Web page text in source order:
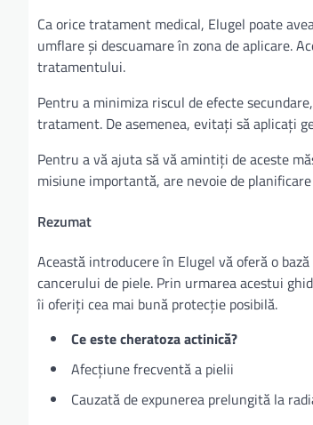
Ca orice tratament medical, Elugel poate
umflare și descuamare în zona de aplicare.
tratamentului.
Pentru a minimiza riscul de efecte
tratament. De asemenea, evitați să aplicați
Pentru a vă ajuta să vă amintiți de aceste
misiune importantă, are nevoie de
Rezumat
Această introducere în Elugel vă oferă o
cancerului de piele. Prin urmarea acestui
îi oferiți cea mai bună protecție posibilă.
Ce este cheratoza actinică?
Afecțiune frecventă a pielii
Cauzată de expunerea prelungită la